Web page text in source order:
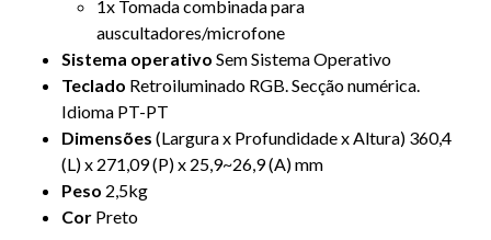
1x Tomada combinada para
auscultadores/microfone
Sistema operativo Sem Sistema Operativo
Teclado Retroiluminado RGB. Secção numérica.
Idioma PT-PT
Dimensões (Largura x Profundidade x Altura) 360,4
(L) x 271,09 (P) x 25,9~26,9 (A) mm
Peso 2,5kg
Cor Preto